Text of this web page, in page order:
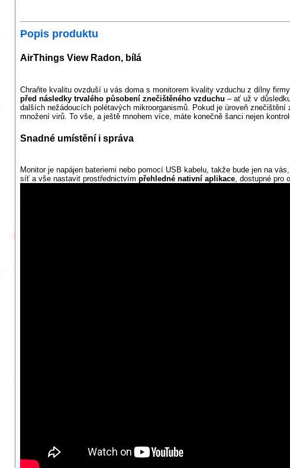
Popis produktu
AirThings View Radon, bílá
Chraňte kvalitu ovzduší u vás doma s monitorem kvality vzduchu z dílny
před následky trvalého působení znečištěného vzduchu – ať už v
dalších nežádoucích polétavých mikroorganismů. Pokud je úroveň
množení virů. To vše, a ještě mnohem více, máte konečně šanci nejen
Snadné umístění i správa
Monitor je napájen bateriemi nebo pomocí USB kabelu, takže bude jen na
síť a vše nastavit prostřednictvím přehledné nativní aplikace, dostupné pro